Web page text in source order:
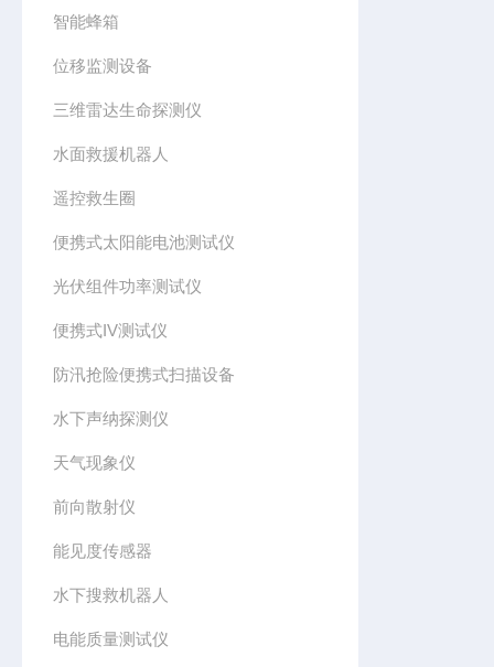
智能蜂箱
位移监测设备
三维雷达生命探测仪
水面救援机器人
遥控救生圈
便携式太阳能电池测试仪
光伏组件功率测试仪
便携式IV测试仪
防汛抢险便携式扫描设备
水下声纳探测仪
天气现象仪
前向散射仪
能见度传感器
水下搜救机器人
电能质量测试仪